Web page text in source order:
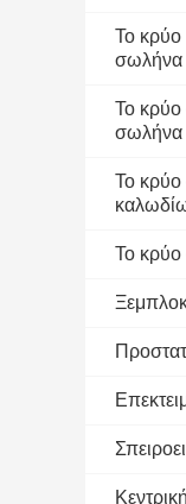
Το κρύο
σωλήνα
Το κρύο
σωλήνα
Το κρύο
Το κρύο